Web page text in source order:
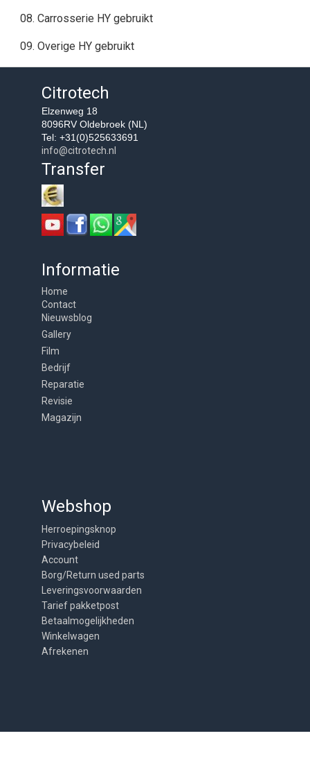
08. Carrosserie HY gebruikt
09. Overige HY gebruikt
Citrotech
Elzenweg 18
8096RV Oldebroek (NL)
Tel: +31(0)525633691
info@citrotech.nl
Transfer
Informatie
Home
Contact
Nieuwsblog
Gallery
Film
Bedrijf
Reparatie
Revisie
Magazijn
Webshop
Herroepingsknop
Privacybeleid
Account
Borg/Return used parts
Leveringsvoorwaarden
Tarief pakketpost
Betaalmogelijkheden
Winkelwagen
Afrekenen